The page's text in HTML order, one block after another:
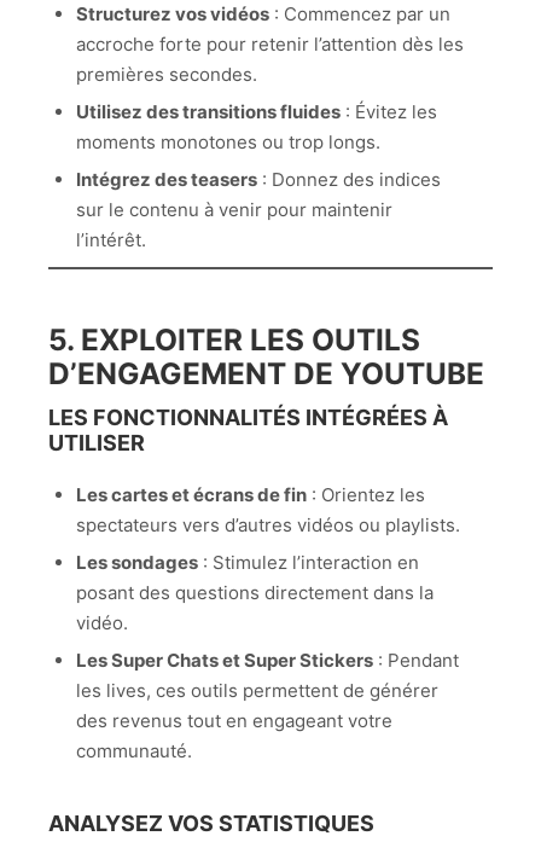
Structurez vos vidéos: Commencez par un
accroche forte pour retenir l’attention dès les
premières secondes.
Utilisez des transitions fluides: Évitez les
moments monotones ou trop longs.
Intégrez des teasers: Donnez des indices
sur le contenu à venir pour maintenir
l’intérêt.
5. EXPLOITER LES OUTILS
D’ENGAGEMENT DE YOUTUBE
LES FONCTIONNALITÉS INTÉGRÉES À
UTILISER
Les cartes et écrans de fin: Orientez les
spectateurs vers d’autres vidéos ou playlists.
Les sondages: Stimulez l’interaction en
posant des questions directement dans la
vidéo.
Les Super Chats et Super Stickers: Pendant
les lives, ces outils permettent de générer
des revenus tout en engageant votre
communauté.
ANALYSEZ VOS STATISTIQUES